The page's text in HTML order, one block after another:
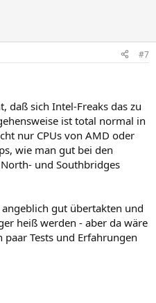
#7
daß sich Intel-Freaks das zu
ist total normal in
nur CPUs von AMD oder
wie man gut bei den
und Southbridges
angeblich gut übertakten und
heiß werden - aber da wäre
Tests und Erfahrungen